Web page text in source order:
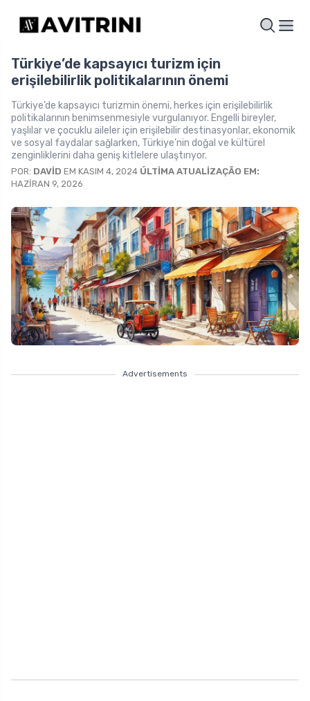
Türkiye’de kapsayıcı turizm için
erişilebilirlik politikalarının önemi
Türkiye’de kapsayıcı turizmin önemi, herkes için erişilebilirlik
politikalarının benimsenmesiyle vurgulanıyor. Engelli bireyler,
yaşlılar ve çocuklu aileler için erişilebilir destinasyonlar, ekonomik
ve sosyal faydalar sağlarken, Türkiye’nin doğal ve kültürel
zenginliklerini daha geniş kitlelere ulaştırıyor.
POR: DAVID EM KASIM 4, 2024 ÚLTIMA ATUALIZAÇÃO EM:
HAZIRAN 9, 2026
Advertisements